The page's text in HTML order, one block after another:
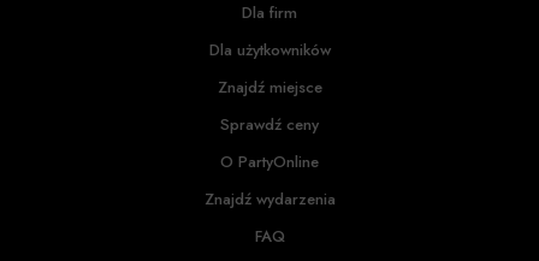
Dla firm
Dla użytkowników
Znajdź miejsce
Sprawdź ceny
O PartyOnline
Znajdź wydarzenia
FAQ